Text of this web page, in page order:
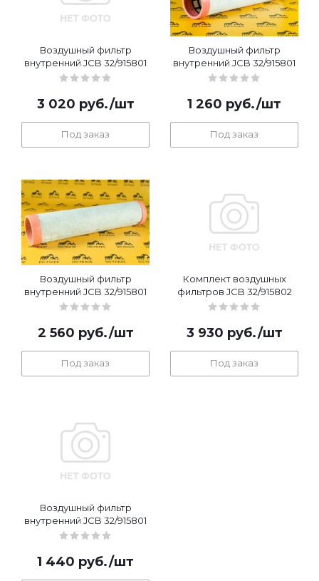
Воздушный фильтр
внутренний JCB 32/915801
3 020 руб./шт
Под заказ
Воздушный фильтр
внутренний JCB 32/915801
1 260 руб./шт
Под заказ
Воздушный фильтр
внутренний JCB 32/915801
2 560 руб./шт
Под заказ
Комплект воздушных
фильтров JCB 32/915802
3 930 руб./шт
Под заказ
Воздушный фильтр
внутренний JCB 32/915801
1 440 руб./шт